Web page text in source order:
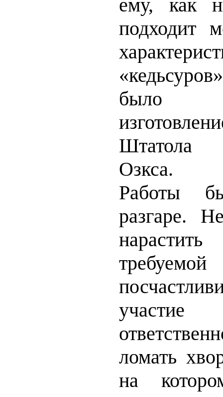
ему, как
подходит
было
Штатола
Озкса.
Работы
разгаре.
ломать
на